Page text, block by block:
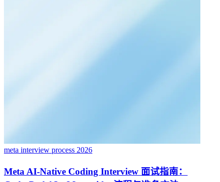
meta interview process 2026
Meta AI-Native Coding Interview 面试指南：